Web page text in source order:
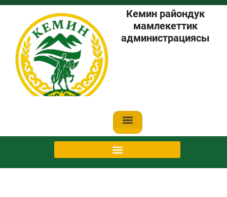
Кемин райондук
мамлекеттик
администрациясы